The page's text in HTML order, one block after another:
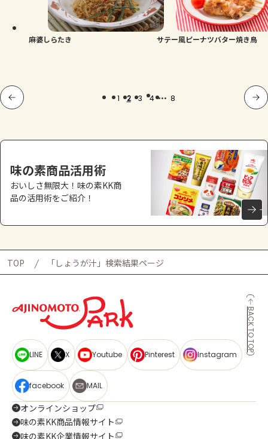
麻婆しらたき サテー風ピーナツバター焼き鳥
1 2 3 4 ... 8
味の素商品活用術
おいしさ無限大！味の素KK商
品の活用術をご紹介！
TOP 「しょうが汁」検索結果ページ
BACK TO TOP
LINE X Youtube Pinterest Instagram
facebook MAIL
オンラインショップ
味の素KK商品情報サイト
味の素KK企業情報サイト